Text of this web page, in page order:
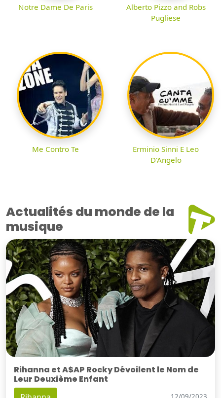
Notre Dame De Paris
Alberto Pizzo and Robs
Pugliese
Me Contro Te
Erminio Sinni E Leo
D'Angelo
Actualités du monde de la
musique
Rihanna et A$AP Rocky Dévoilent le Nom de
Leur Deuxième Enfant